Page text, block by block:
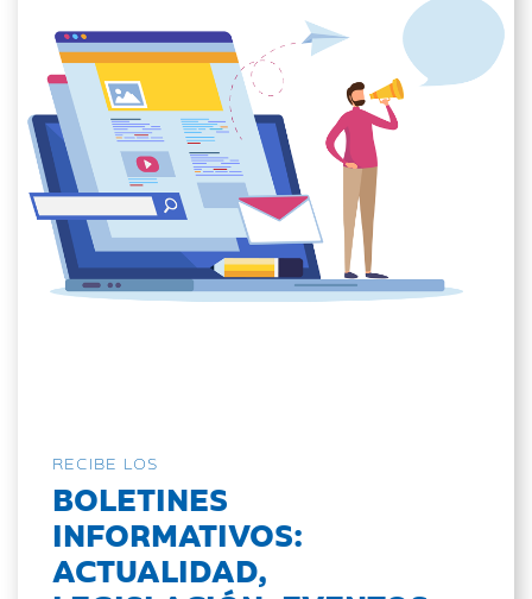
RECIBE LOS
BOLETINES
INFORMATIVOS:
ACTUALIDAD,